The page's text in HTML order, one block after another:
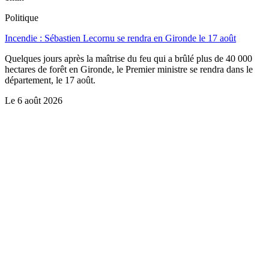
Politique
Incendie : Sébastien Lecornu se rendra en Gironde le 17 août
Quelques jours après la maîtrise du feu qui a brûlé plus de 40 000
hectares de forêt en Gironde, le Premier ministre se rendra dans le
département, le 17 août.
Le 6 août 2026